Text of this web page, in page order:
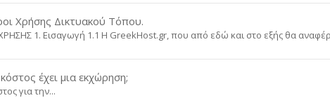
Χρήσης Δικτυακού Τόπου.
1. Εισαγωγή 1.1 H GreekHost.gr, που από εδώ και στο εξής θα
έχει μια εκχώρηση;
για την...